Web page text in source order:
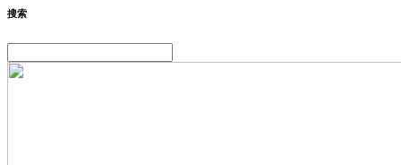
搜索